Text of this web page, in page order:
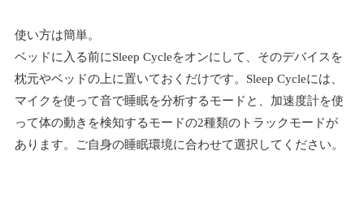
使い方は簡単。
ベッドに入る前にSleep Cycleをオンにして、そのデバイスを
枕元やベッドの上に置いておくだけです。Sleep Cycleには、
マイクを使って音で睡眠を分析するモードと、加速度計を使
って体の動きを検知するモードの2種類のトラックモードが
あります。ご自身の睡眠環境に合わせて選択してください。